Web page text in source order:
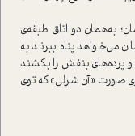
به‌همان دو اتاق طبقه‌ی
می‌خواهد پناه ببرند به
و پرد‌ه‌های بنفش را بکشند
صورت «آن شرلی» که توی